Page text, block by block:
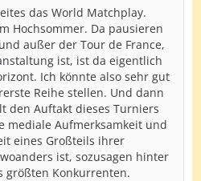
das World Matchplay.
Hochsommer. Da pausieren
außer der Tour de France,
ist, ist da eigentlich
Ich könnte also sehr gut
Reihe stellen. Und dann
den Auftakt dieses Turniers
mediale Aufmerksamkeit und
eines Großteils ihrer
ist, sozusagen hinter
größten Konkurrenten.